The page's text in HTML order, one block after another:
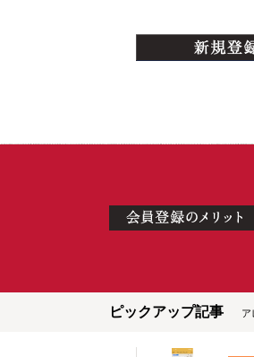
ピックアップ記事 ア